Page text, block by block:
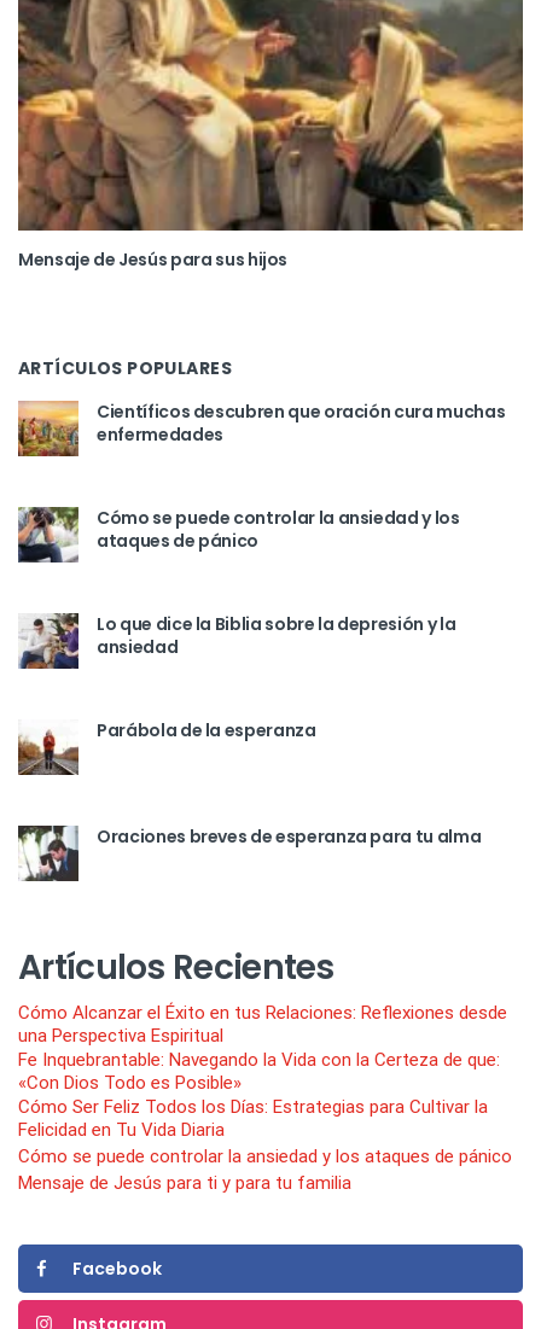
Mensaje de Jesús para sus hijos
ARTÍCULOS POPULARES
Científicos descubren que oración cura muchas
enfermedades
Cómo se puede controlar la ansiedad y los
ataques de pánico
Lo que dice la Biblia sobre la depresión y la
ansiedad
Parábola de la esperanza
Oraciones breves de esperanza para tu alma
Artículos Recientes
Cómo Alcanzar el Éxito en tus Relaciones: Reflexiones desde
una Perspectiva Espiritual
Fe Inquebrantable: Navegando la Vida con la Certeza de que:
«Con Dios Todo es Posible»
Cómo Ser Feliz Todos los Días: Estrategias para Cultivar la
Felicidad en Tu Vida Diaria
Cómo se puede controlar la ansiedad y los ataques de pánico
Mensaje de Jesús para ti y para tu familia
Facebook